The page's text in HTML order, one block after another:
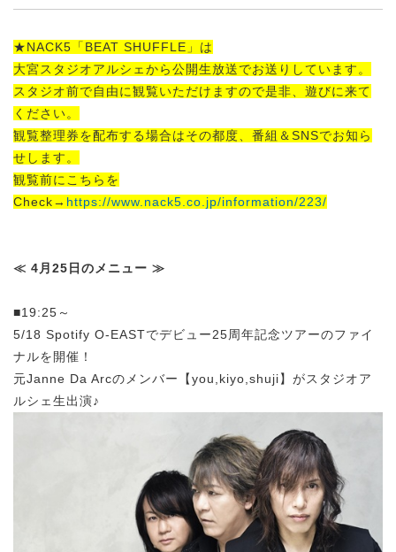
★NACK5「BEAT SHUFFLE」は
大宮スタジオアルシェから公開生放送でお送りしています。
スタジオ前で自由に観覧いただけますので是非、遊びに来て
ください。
観覧整理券を配布する場合はその都度、番組＆SNSでお知ら
せします。
観覧前にこちらを
Check→ https://www.nack5.co.jp/information/223/
≪ 4月25日のメニュー ≫
■19:25～
5/18 Spotify O-EASTでデビュー25周年記念ツアーのファイ
ナルを開催！
元Janne Da Arcのメンバー【you,kiyo,shuji】がスタジオア
ルシェ生出演♪